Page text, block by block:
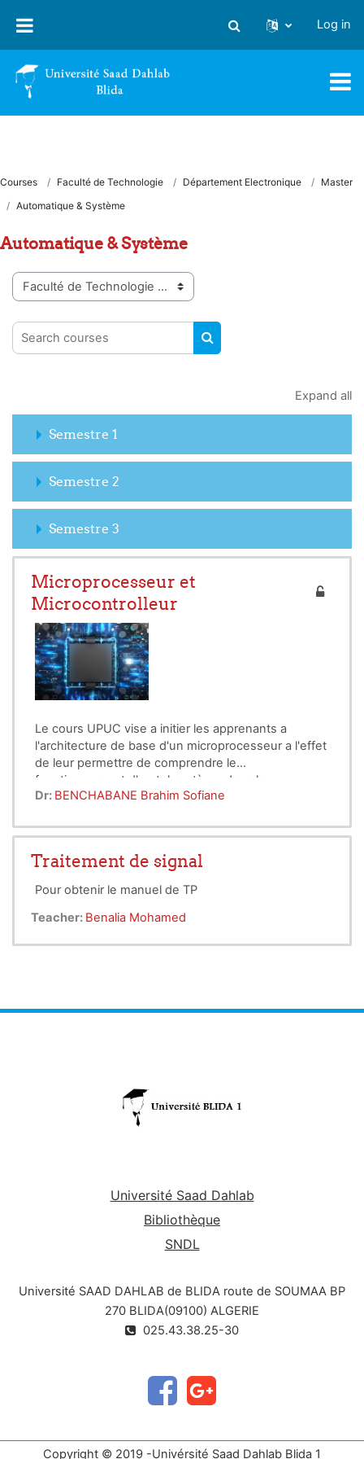
Toggle search input
Log in
Courses Faculté de Technologie Département Electronique
Master
Automatique & Système
Automatique & Système
Course categories
Search courses
SEARCH COURSES
Expand all
Semestre 1
Semestre 2
Semestre 3
Microprocesseur et
Microcontrolleur
Le cours UPUC vise a initier les apprenants a
l'architecture de base d'un microprocesseur a l'effet
de leur permettre de comprendre le
fonctionnement d'un tel système dans la
perspective de le mettre en œuvre dans système
le cours est destine aux étudiants en L3
programmer un calculateur (UP/UC) en langage
assembleur a l'effet de réaliser des taches
optimisées d'un point de vu ressource
(temps/mémoire), répondant aux exigences d'un
Dr: BENCHABANE Brahim Sofiane
Traitement de signal
Pour obtenir le manuel de TP
Teacher: Benalia Mohamed
Université Saad Dahlab
Bibliothèque
SNDL
Université SAAD DAHLAB de BLIDA route de SOUMAA BP
270 BLIDA(09100) ALGERIE
025.43.38.25-30
Copyright © 2019 -Univérsité Saad Dahlab Blida 1